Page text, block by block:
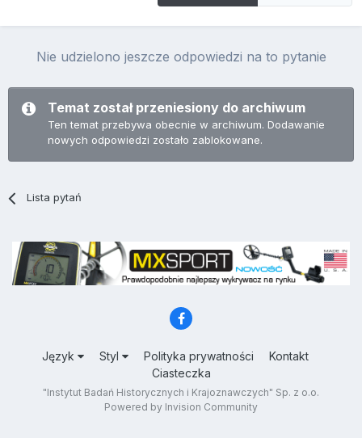
Nie udzielono jeszcze odpowiedzi na to pytanie
Temat został przeniesiony do archiwum
Ten temat przebywa obecnie w archiwum. Dodawanie
nowych odpowiedzi zostało zablokowane.
Lista pytań
Język Styl Polityka prywatności
Kontakt
Ciasteczka
"Instytut Badań Historycznych i Krajoznawczych" Sp. z o.o.
Powered by Invision Community